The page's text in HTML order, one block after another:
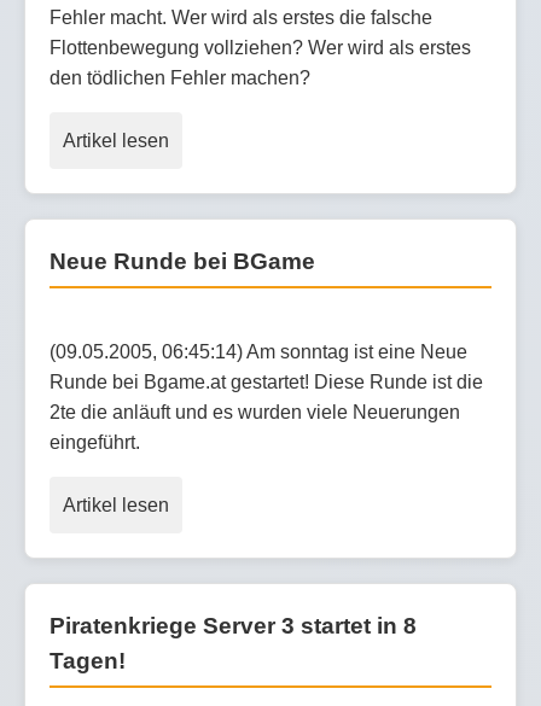
Fehler macht. Wer wird als erstes die falsche
Flottenbewegung vollziehen? Wer wird als erstes
den tödlichen Fehler machen?
Artikel lesen
Neue Runde bei BGame
(09.05.2005, 06:45:14) Am sonntag ist eine Neue
Runde bei Bgame.at gestartet! Diese Runde ist die
2te die anläuft und es wurden viele Neuerungen
eingeführt.
Artikel lesen
Piratenkriege Server 3 startet in 8
Tagen!